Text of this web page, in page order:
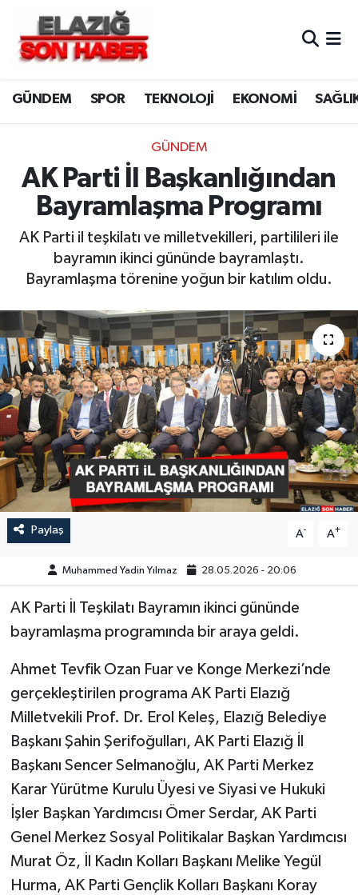
GÜNDEM SPOR TEKNOLOJİ EKONOMİ
GÜNDEM
AK Parti İl Başkanlığından
Bayramlaşma Programı
AK Parti il teşkilatı ve milletvekilleri, partilileri ile
bayramın ikinci gününde bayramlaştı.
Bayramlaşma törenine yoğun bir katılım oldu.
Paylaş A- A+
Muhammed Yadin Yılmaz 28.05.2026 - 20:06
AK Parti İl Teşkilatı Bayramın ikinci gününde
bayramlaşma programında bir araya geldi.
Ahmet Tevfik Ozan Fuar ve Konge Merkezi’nde
gerçekleştirilen programa AK Parti Elazığ
Milletvekili Prof. Dr. Erol Keleş, Elazığ Belediye
Başkanı Şahin Şerifoğulları, AK Parti Elazığ İl
Başkanı Sencer Selmanoğlu, AK Parti Merkez
Karar Yürütme Kurulu Üyesi ve Siyasi ve Hukuki
İşler Başkan Yardımcısı Ömer Serdar, AK Parti
Genel Merkez Sosyal Politikalar Başkan Yardımcısı
Murat Öz, İl Kadın Kolları Başkanı Melike Yegül
Hurma, AK Parti Gençlik Kolları Başkanı Koray
CANLI YAYIN
ASAYİŞ
BİLİM VE TEKNOLOJİ
DÜNYA
EĞİTİM
EKONOMİ
GENEL
GÜNDEM
HABERDE İNSAN
KÜLTÜR-SANAT
MAGAZİN
ÖZEL HABER
POLİTİKA
SAĞLIK
SİYASET
TEKNOLOJİ
YAŞAM
Merkez Hava Durumu
Merkez Trafik Yoğunluk Haritası
Süper Lig Puan Durumu ve Fikstür
Tüm Manşetler
Son Dakika Haberleri
Haber Arşivi